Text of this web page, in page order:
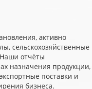
активно
сельскохозяйственные
отчёты
назначения продукции,
поставки и
бизнеса.